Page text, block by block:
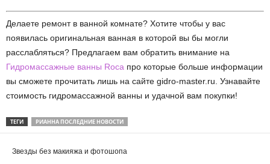
Делаете ремонт в ванной комнате? Хотите чтобы у вас
появилась оригинальная ванная в которой вы бы могли
расслабляться? Предлагаем вам обратить внимание на
Гидромассажные ванны Roca про которые больше информации
вы сможете прочитать лишь на сайте gidro-master.ru. Узнавайте
стоимость гидромассажной ванны и удачной вам покупки!
ТЕГИ РИАННА ПОСЛЕДНИЕ НОВОСТИ
Звезды без макияжа и фотошопа